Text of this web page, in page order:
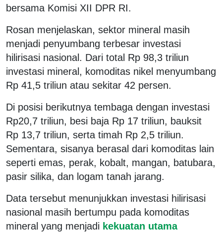
bersama Komisi XII DPR RI.
Rosan menjelaskan, sektor mineral masih
menjadi penyumbang terbesar investasi
hilirisasi nasional. Dari total Rp 98,3 triliun
investasi mineral, komoditas nikel menyumbang
Rp 41,5 triliun atau sekitar 42 persen.
Di posisi berikutnya tembaga dengan investasi
Rp20,7 triliun, besi baja Rp 17 triliun, bauksit
Rp 13,7 triliun, serta timah Rp 2,5 triliun.
Sementara, sisanya berasal dari komoditas lain
seperti emas, perak, kobalt, mangan, batubara,
pasir silika, dan logam tanah jarang.
Data tersebut menunjukkan investasi hilirisasi
nasional masih bertumpu pada komoditas
mineral yang menjadi kekuatan utama